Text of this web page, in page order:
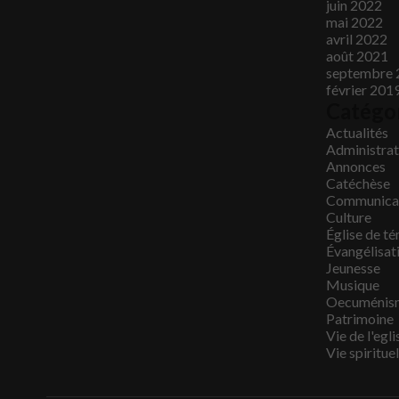
juin 2022
mai 2022
avril 2022
août 2021
septembre
février
Actualités
Annonces
Catéchèse
Culture
Église de
Jeunesse
Musique
Patrimoine
Vie de
Vie